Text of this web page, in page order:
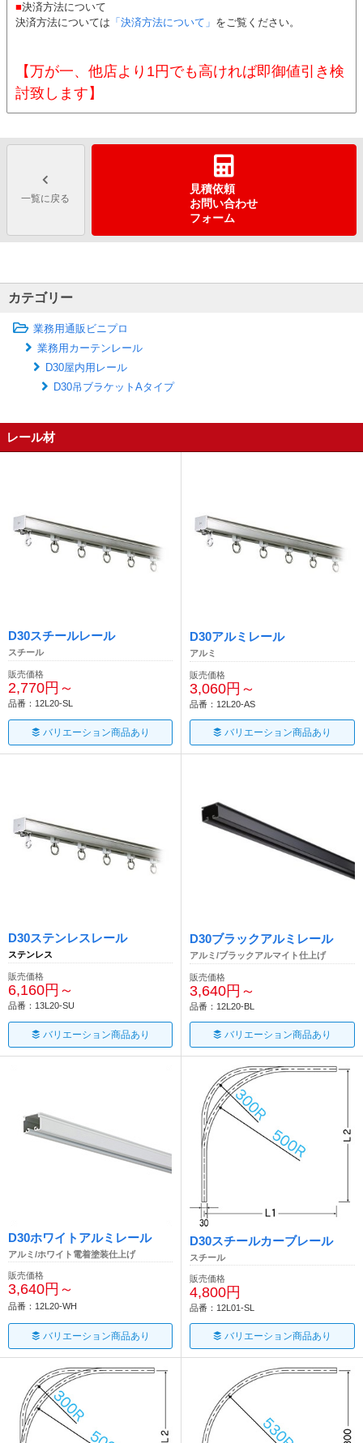
■決済方法について
決済方法については 「決済方法について」 をご覧ください。
【万が一、他店より1円でも高ければ即御値引き検
討致します】
一覧に戻る
見積依頼
お問い合わせ
フォーム
カテゴリー
業務用通販ビニプロ
業務用カーテンレール
D30屋内用レール
D30吊ブラケットAタイプ
レール材
D30スチールレール
スチール
販売価格
2,770円～
品番：12L20-SL
バリエーション商品あり
D30アルミレール
アルミ
販売価格
3,060円～
品番：12L20-AS
バリエーション商品あり
D30ステンレスレール
ステンレス
販売価格
6,160円～
品番：13L20-SU
バリエーション商品あり
D30ブラックアルミレール
アルミ/ブラックアルマイト仕上げ
販売価格
3,640円～
品番：12L20-BL
バリエーション商品あり
D30ホワイトアルミレール
アルミ/ホワイト電着塗装仕上げ
販売価格
3,640円～
品番：12L20-WH
バリエーション商品あり
D30スチールカーブレール
スチール
販売価格
4,800円
品番：12L01-SL
バリエーション商品あり